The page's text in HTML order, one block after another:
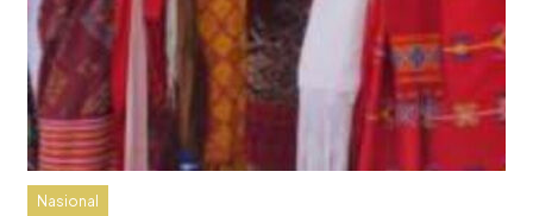
Nasional